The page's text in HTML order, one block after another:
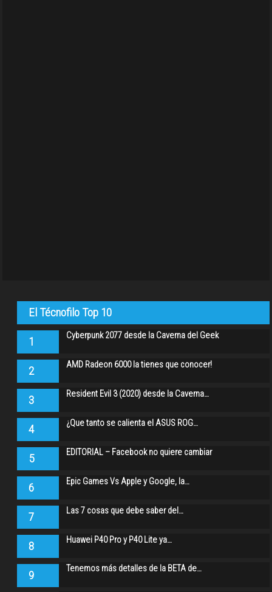
El Técnofilo Top 10
1 Cyberpunk 2077 desde la Caverna del Geek
2 AMD Radeon 6000 la tienes que conocer!
3 Resident Evil 3 (2020) desde la Caverna…
4 ¿Que tanto se calienta el ASUS ROG…
5 EDITORIAL – Facebook no quiere cambiar
6 Epic Games Vs Apple y Google, la…
7 Las 7 cosas que debe saber del…
8 Huawei P40 Pro y P40 Lite ya…
9 Tenemos más detalles de la BETA de…